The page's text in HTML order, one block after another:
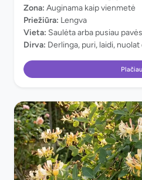
Zona: Auginama kaip vienmetė
Priežiūra: Lengva
Vieta: Saulėta arba pusiau
Dirva: Derlinga, puri, laidi, nuolat
Plačiau